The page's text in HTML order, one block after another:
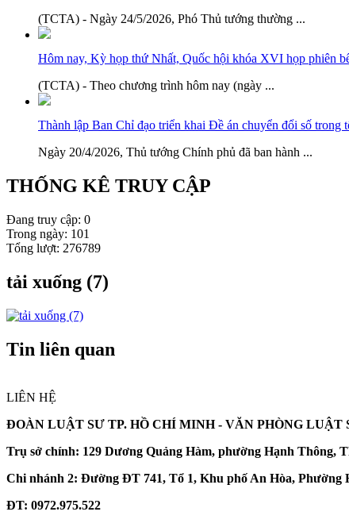
(TCTA) - Ngày 24/5/2026, Phó Thủ tướng thường ...
Hôm nay, Kỳ họp thứ Nhất, Quốc hội khóa XVI họp phiên
(TCTA) - Theo chương trình hôm nay (ngày ...
Thành lập Ban Chỉ đạo triển khai Đề án chuyển đổi số trong
Ngày 20/4/2026, Thủ tướng Chính phủ đã ban hành ...
THỐNG KÊ TRUY CẬP
Đang truy cập: 0
Trong ngày: 101
Tổng lượt: 276789
tải xuống (7)
Tin liên quan
LIÊN HỆ
ĐOÀN LUẬT SƯ TP. HỒ CHÍ MINH - VĂN PHÒNG LUẬT
Trụ sở chính: 129 Dương Quảng Hàm, phường Hạnh Thông,
Chi nhánh 2: Đường ĐT 741, Tổ 1, Khu phố An Hòa, Phường
ĐT: 0972.975.522